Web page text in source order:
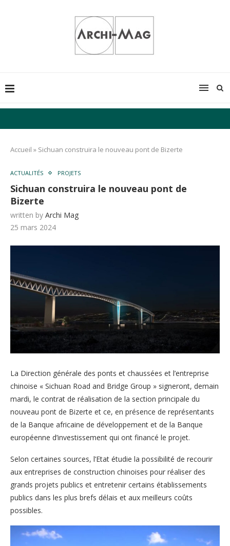
Accueil » Sichuan construira le nouveau pont de Bizerte
ACTUALITÉS PROJETS
Sichuan construira le nouveau pont de
Bizerte
written by Archi Mag
25 mars 2024
La Direction générale des ponts et chaussées et l’entreprise
chinoise « Sichuan Road and Bridge Group » signeront, demain
mardi, le contrat de réalisation de la section principale du
nouveau pont de Bizerte et ce, en présence de représentants
de la Banque africaine de développement et de la Banque
européenne d’investissement qui ont financé le projet.
Selon certaines sources, l’Etat étudie la possibilité de recourir
aux entreprises de construction chinoises pour réaliser des
grands projets publics et entretenir certains établissements
publics dans les plus brefs délais et aux meilleurs coûts
possibles.